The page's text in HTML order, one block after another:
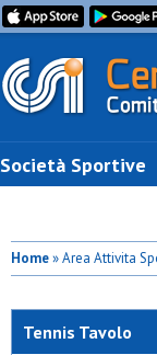
Società Sportive
Home» Area Attivita
Tennis Tavolo